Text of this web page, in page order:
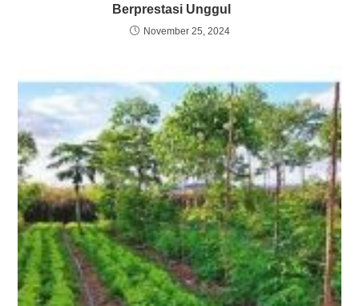
Berprestasi Unggul
November 25, 2024